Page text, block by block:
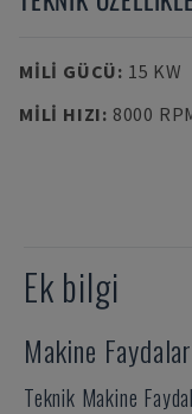
MILI GÜCÜ: 15 KW
MILI HIZI: 8000
Ek bilgi
Makine
Teknik Makine